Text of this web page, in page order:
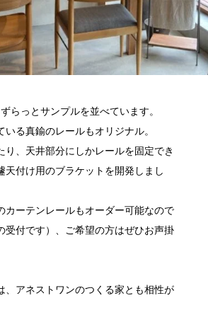
らっとサンプルを並べています。
いる真鍮のレールもオリジナル。
り、天井部分にしかレールを固定でき
天付け用のブラケットを開発しまし
カーテンレールもオーダー可能なので
受付です）、ご希望の方はぜひお声掛
、アネストワンのつくる家とも相性が